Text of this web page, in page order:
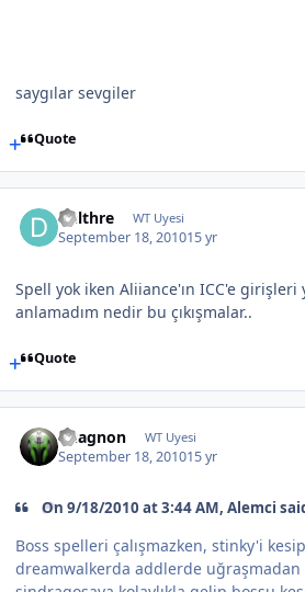
saygılar sevgiler
Quote
Delthre WT Uyesi
September 18, 201015 yr
Spell yok iken Aliiance'ın ICC'e girişleri
anlamadım nedir bu çıkışmalar..
Quote
Vuagnon WT Uyesi
September 18, 201015 yr
On 9/18/2010 at 3:44 AM, Alemci
Boss spelleri çalışmazken, stinky'i
dreamwalkerda addlerde uğraşmadan